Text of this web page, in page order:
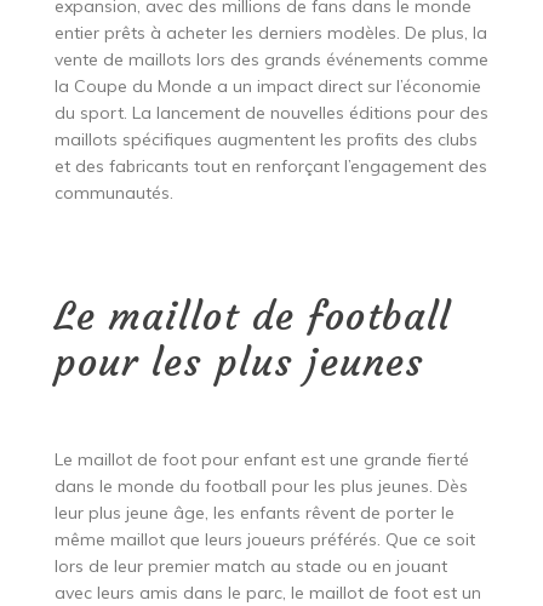
expansion, avec des millions de fans dans le monde
entier prêts à acheter les derniers modèles. De plus, la
vente de maillots lors des grands événements comme
la Coupe du Monde a un impact direct sur l’économie
du sport. La lancement de nouvelles éditions pour des
maillots spécifiques augmentent les profits des clubs
et des fabricants tout en renforçant l’engagement des
communautés.
Le maillot de football
pour les plus jeunes
Le maillot de foot pour enfant est une grande fierté
dans le monde du football pour les plus jeunes. Dès
leur plus jeune âge, les enfants rêvent de porter le
même maillot que leurs joueurs préférés. Que ce soit
lors de leur premier match au stade ou en jouant
avec leurs amis dans le parc, le maillot de foot est un